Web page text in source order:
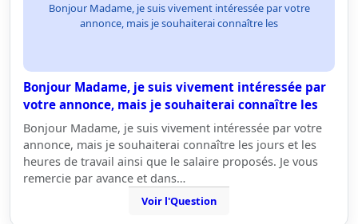
Bonjour Madame, je suis vivement intéressée par votre
annonce, mais je souhaiterai connaître les
Bonjour Madame, je suis vivement intéressée par
votre annonce, mais je souhaiterai connaître les
Bonjour Madame, je suis vivement intéressée par votre
annonce, mais je souhaiterai connaître les jours et les
heures de travail ainsi que le salaire proposés. Je vous
remercie par avance et dans…
Voir l'Question